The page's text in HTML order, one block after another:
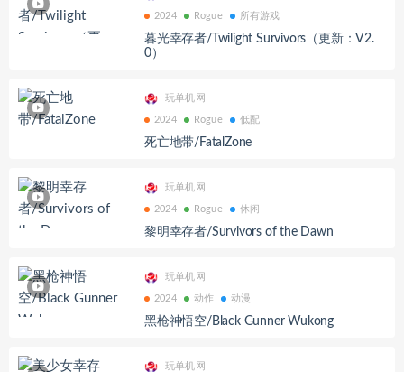
2024 Rogue 所有游戏
暮光幸存者/Twilight Survivors（更新：V2.
0）
玩单机网
2024 Rogue 低配
死亡地带/FatalZone
玩单机网
2024 Rogue 休闲
黎明幸存者/Survivors of the Dawn
玩单机网
2024 动作 动漫
黑枪神悟空/Black Gunner Wukong
玩单机网